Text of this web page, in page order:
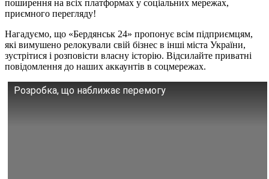
поширення на всіх платформах у соціальних мережах,
приємного перегляду!
Нагадуємо, що «Бердянськ 24» пропонує всім підприємцям,
які вимушено релокували свій бізнес в інші міста України,
зустрітися і розповісти власну історію. Відсилайте приватні
повідомлення до наших аккаунтів в соцмережах.
Розробка, що наближає перемогу